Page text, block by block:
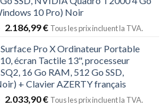
10 Pro) Noir
2.186,99€ Tous les prix incluent la TVA.
Pro X Ordinateur Portable
écran Tactile 13", processeur
16 Go RAM, 512 Go SSD,
+ Clavier AZERTY français
2.033,90€ Tous les prix incluent la TVA.